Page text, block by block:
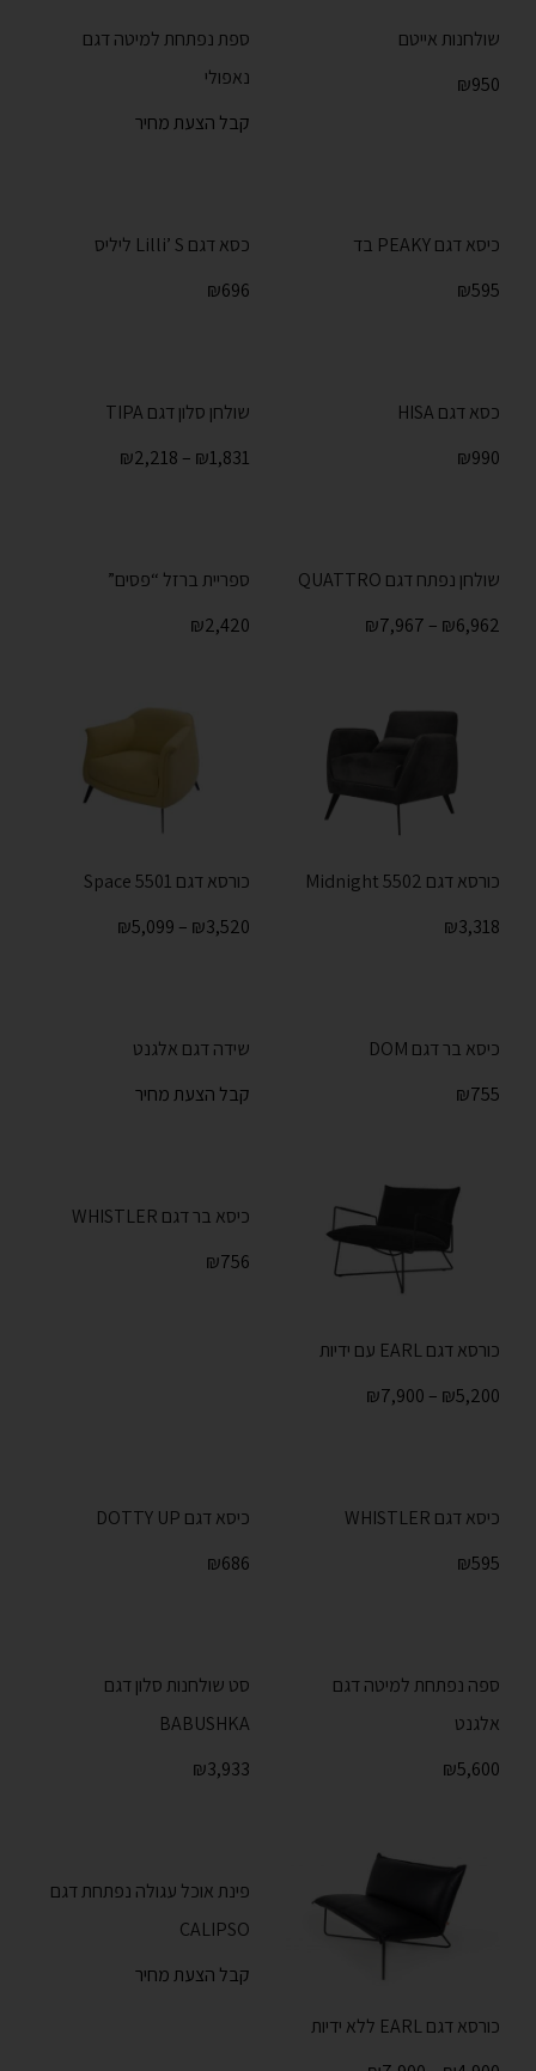
שולחנות אייטם
₪950
ספת נפתחת למיטה דגם
נאפולי
קבל הצעת מחיר
כיסא דגם PEAKY בד
₪595
כסא דגם Lilli’ S ליליס
₪696
כסא דגם HISA
₪990
שולחן סלון דגם TIPA
₪1,831
–
₪2,218
שולחן נפתח דגם QUATTRO
₪6,962
–
₪7,967
ספריית ברזל “פסים”
₪2,420
כורסא דגם Midnight 5502
₪3,318
כורסא דגם Space 5501
₪3,520
–
₪5,099
כיסא בר דגם DOM
₪755
שידה דגם אלגנט
קבל הצעת מחיר
כורסא דגם EARL עם ידיות
₪5,200
–
₪7,900
כיסא בר דגם WHISTLER
₪756
כיסא דגם WHISTLER
₪595
כיסא דגם DOTTY UP
₪686
ספה נפתחת למיטה דגם
אלגנט
₪5,600
סט שולחנות סלון דגם
BABUSHKA
₪3,933
כורסא דגם EARL ללא ידיות
פינת אוכל עגולה נפתחת דגם
CALIPSO
קבל הצעת מחיר